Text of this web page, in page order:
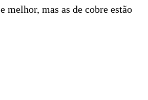
melhor, mas as de cobre estão